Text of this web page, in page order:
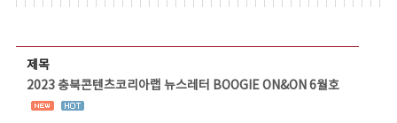
제목
2023 충북콘텐츠코리아랩 뉴스레터 BOOGIE ON&ON 6월호